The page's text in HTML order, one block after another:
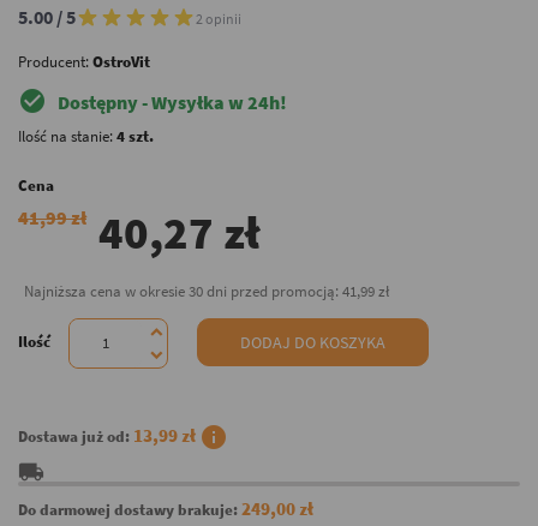
5.00 / 5 2 opinii
Producent:OstroVit
check_circle Dostępny - Wysyłka w 24h!
Ilość na stanie:4 szt.
Cena
41,99 zł 40,27 zł
Najniższa cena w okresie 30 dni przed promocją: 41,99 zł
Ilość DODAJ DO KOSZYKA
Dostawa już od: 13,99 zł info
local_shipping
Do darmowej dostawy brakuje:249,00 zł